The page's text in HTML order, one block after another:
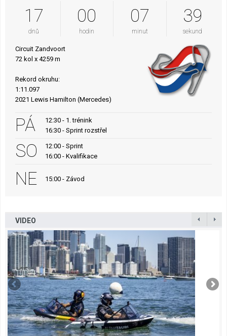
17
dnů
00
hodin
07
minut
38
sekund
Circuit Zandvoort
72 kol x 4259 m
Rekord okruhu:
1:11.097
2021 Lewis Hamilton (Mercedes)
PÁ
12:30 - 1. trénink
16:30 - Sprint rozstřel
SO
12:00 - Sprint
16:00 - Kvalifikace
NE 15:00 - Závod
VIDEO